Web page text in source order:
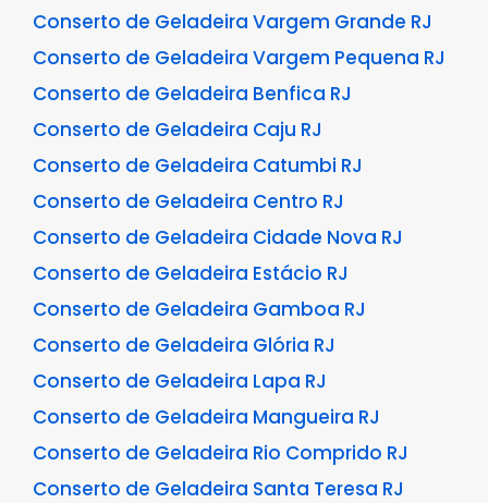
Conserto de Geladeira Vargem Grande RJ
Conserto de Geladeira Vargem Pequena RJ
Conserto de Geladeira Benfica RJ
Conserto de Geladeira Caju RJ
Conserto de Geladeira Catumbi RJ
Conserto de Geladeira Centro RJ
Conserto de Geladeira Cidade Nova RJ
Conserto de Geladeira Estácio RJ
Conserto de Geladeira Gamboa RJ
Conserto de Geladeira Glória RJ
Conserto de Geladeira Lapa RJ
Conserto de Geladeira Mangueira RJ
Conserto de Geladeira Rio Comprido RJ
Conserto de Geladeira Santa Teresa RJ